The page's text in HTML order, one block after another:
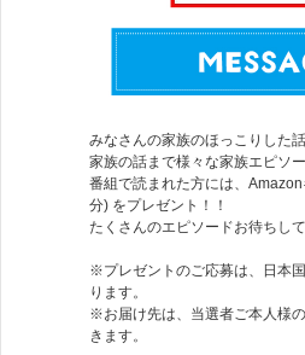
みなさんの家族のほっこりした
家族の話まで様々な家族エピソ
番組で読まれた方には、
分) をプレゼント！！
たくさんのエピソードお待ちし
※プレゼントのご応募は、日本
ります。
※お届け先は、当選者ご本人様
きます。